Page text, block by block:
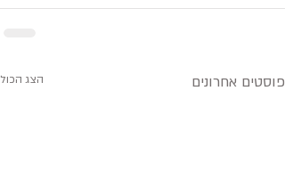
פוסטים אחרונים הצג הכול